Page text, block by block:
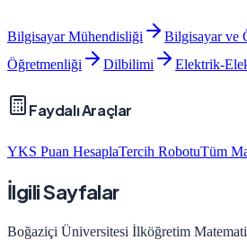
Bilgisayar Mühendisliği
Bilgisayar ve
Öğretmenliği
Dilbilimi Elektrik-
Faydalı Araçlar
YKS Puan HesaplaTercih RobotuTüm
İlgili Sayfalar
Boğaziçi Üniversitesi İlköğretim